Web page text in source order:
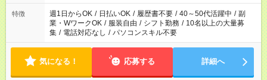
特徴 週1日からOK / 日払いOK / 履歴書不要 / 40～50代活躍中 / 副
業・WワークOK / 服装自由 / シフト勤務 / 10名以上の大量募
集 / 電話対応なし / パソコンスキル不要
気になる！ 応募する 詳細へ